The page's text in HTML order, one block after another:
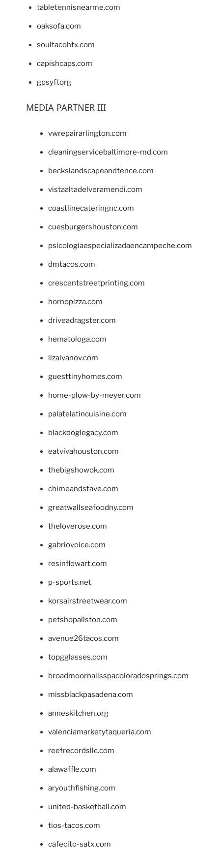
tabletennisnearme.com
oaksofa.com
soultacohtx.com
capishcaps.com
gpsyfl.org
MEDIA PARTNER III
vwrepairarlington.com
cleaningservicebaltimore-md.com
beckslandscapeandfence.com
vistaaltadelveramendi.com
coastlinecateringnc.com
cuesburgershouston.com
psicologiaespecializadaencampeche.com
dmtacos.com
crescentstreetprinting.com
hornopizza.com
driveadragster.com
hematologa.com
lizaivanov.com
guesttinyhomes.com
home-plow-by-meyer.com
palatelatincuisine.com
blackdoglegacy.com
eatvivahouston.com
thebigshowok.com
chimeandstave.com
greatwallseafoodny.com
theloverose.com
gabriovoice.com
resinflowart.com
p-sports.net
korsairstreetwear.com
petshopallston.com
avenue26tacos.com
topgglasses.com
broadmoornailsspacoloradosprings.com
missblackpasadena.com
anneskitchen.org
valenciamarketytaqueria.com
reefrecordsllc.com
alawaffle.com
aryouthfishing.com
united-basketball.com
tios-tacos.com
cafecito-satx.com